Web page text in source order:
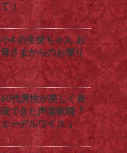
て ）
小4 の生徒ちゃん お
母さまからのお便り
60代男性が美しく表
現できた声楽歌唱『
エーデルワイス 』